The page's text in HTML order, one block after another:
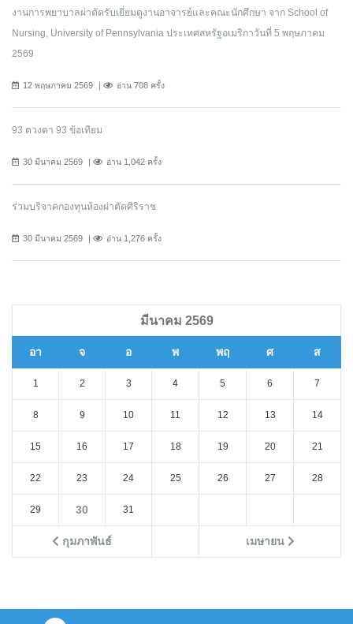
งานการพยาบาลผ่าตัดรับเยี่ยมดูงานอาจารย์และคณะนักศึกษา จาก School of
Nursing, University of Pennsylvania ประเทศสหรัฐอเมริกาวันที่ 5 พฤษภาคม
2569
12 พฤษภาคม 2569 อ่าน 708 ครั้ง
93 ดวงตา 93 ข้อเทียม
30 มีนาคม 2569 อ่าน 1,042 ครั้ง
ร่วมบริจาคกองทุนห้องผ่าตัดศิริราช
30 มีนาคม 2569 อ่าน 1,276 ครั้ง
มีนาคม 2569
อา จ อ พ พฤ ศ ส
กุมภาพันธ์ เมษายน
1 2 3 4 5 6 7
8 9 10 11 12 13 14
15 16 17 18 19 20 21
22 23 24 25 26 27 28
29 30 31